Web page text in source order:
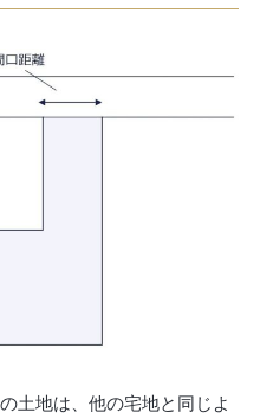
土地は、他の宅地と同じよ